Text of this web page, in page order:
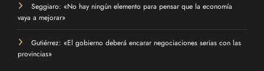
Seggiaro: «No hay ningún elemento para pensar que la economía
vaya a mejorar»
Gutiérrez: «El gobierno deberá encarar negociaciones serias con las
provincias»